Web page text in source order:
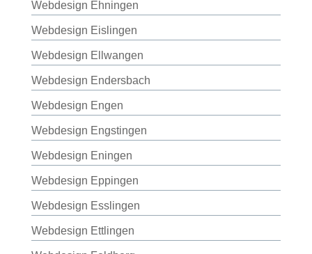
Webdesign Ehningen
Webdesign Eislingen
Webdesign Ellwangen
Webdesign Endersbach
Webdesign Engen
Webdesign Engstingen
Webdesign Eningen
Webdesign Eppingen
Webdesign Esslingen
Webdesign Ettlingen